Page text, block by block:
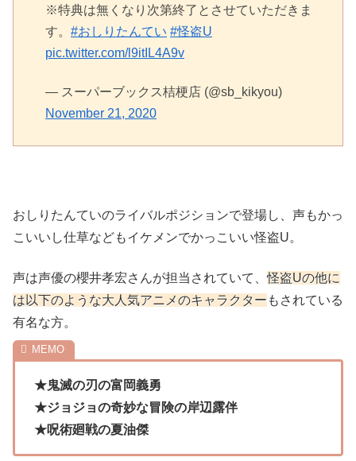
※特典は無くなり次第終了とさせていただきま
す。 #おしりたんてい #怪盗U
pic.twitter.com/l9itIL4A9v
— スーパーブックス桔梗店 (@sb_kikyou)
November 21, 2020
おしりたんていのライバルポジションで登場し、声もかっ
こいいし仕草などもイケメンでかっこいい怪盗U。
声は声優の櫻井孝宏さんが担当されていて、怪盗Uの他に
は以下のような大人気アニメのキャラクター もされている
有名な方。
★鬼滅の刃の富岡義勇
★ジョジョの奇妙な冒険の岸辺露伴
★呪術廻戦の夏油傑